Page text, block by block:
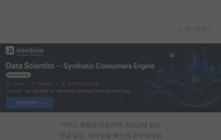
PI 전용 게시판
인문사회 계열 게시판
특수/전문대학원 게시판
반도체/AI 게시판
장학금/장학생 게시판
카카오 계정과 연동하여 게시글에 달린
댓글 알람, 소식등을 빠르게 받아보세요